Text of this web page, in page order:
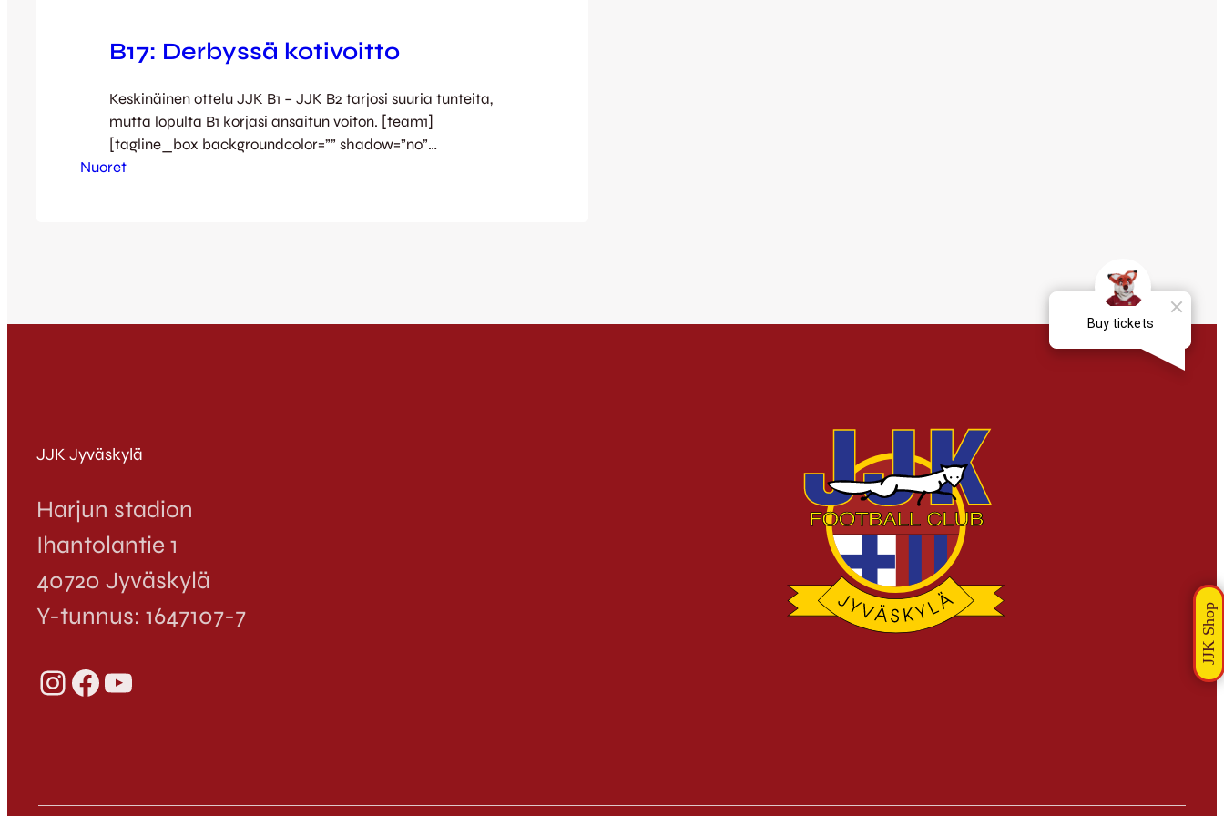
B17: Derbyssä kotivoitto
Keskinäinen ottelu JJK B1 – JJK B2 tarjosi suuria tunteita,
mutta lopulta B1 korjasi ansaitun voiton. [team1]
[tagline_box backgroundcolor=”” shadow=”no”
shadowopacity=”0.1″ border=”0px” bordercolor=””
Nuoret
JJK Jyväskylä
Harjun stadion
Ihantolantie 1
40720 Jyväskylä
Y-tunnus: 1647107-7
InstagramFacebook YouTube